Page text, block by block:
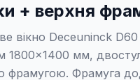
+ верхня
вікно Deceuninck
1800×1400 мм,
фрамугою. Фрамуга